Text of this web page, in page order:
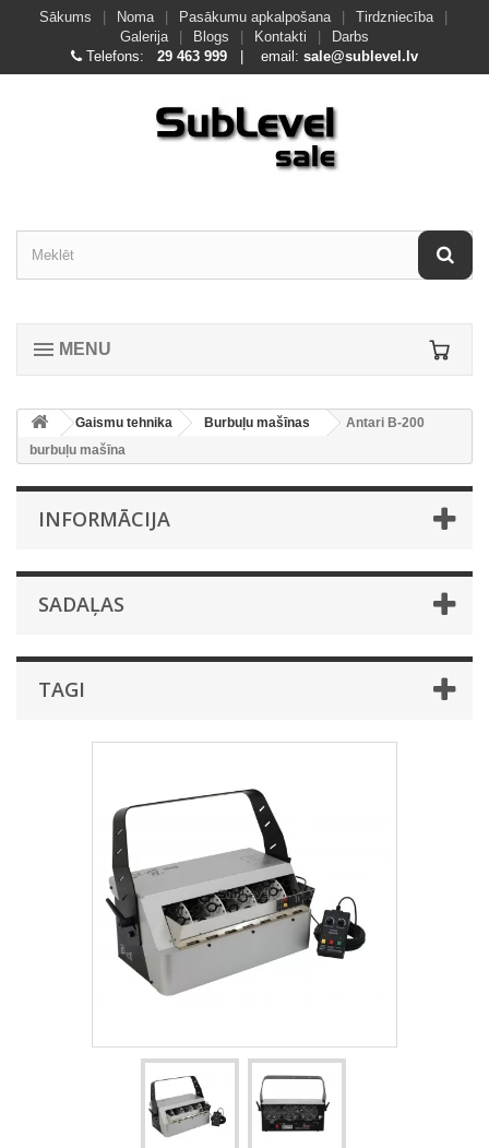
Sākums Noma Pasākumu apkalpošana Tirdzniecība
Galerija
Blogs Kontakti
Darbs
Telefons:
29 463 999 | email: sale@sublevel.lv
MENU
Gaismu tehnika Burbuļu mašīnas
Antari B-200
burbuļu mašīna
INFORMĀCIJA
SADAĻAS
TAGI